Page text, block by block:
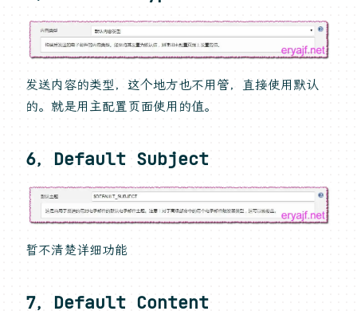
发送内容的类型，这个地方也不用管，直接使用默认
的。就是用主配置页面使用的值。
6，Default Subject
暂不清楚详细功能
7，Default Content